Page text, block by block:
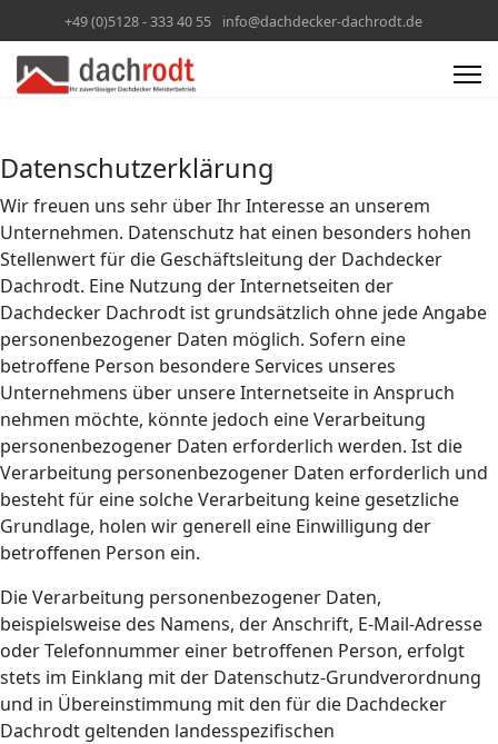
+49 (0)5128 - 333 40 55 info@dachdecker-dachrodt.de
Datenschutzerklärung
Wir freuen uns sehr über Ihr Interesse an unserem
Unternehmen. Datenschutz hat einen besonders hohen
Stellenwert für die Geschäftsleitung der Dachdecker
Dachrodt. Eine Nutzung der Internetseiten der
Dachdecker Dachrodt ist grundsätzlich ohne jede Angabe
personenbezogener Daten möglich. Sofern eine
betroffene Person besondere Services unseres
Unternehmens über unsere Internetseite in Anspruch
nehmen möchte, könnte jedoch eine Verarbeitung
personenbezogener Daten erforderlich werden. Ist die
Verarbeitung personenbezogener Daten erforderlich und
besteht für eine solche Verarbeitung keine gesetzliche
Grundlage, holen wir generell eine Einwilligung der
betroffenen Person ein.
Die Verarbeitung personenbezogener Daten,
beispielsweise des Namens, der Anschrift, E-Mail-Adresse
oder Telefonnummer einer betroffenen Person, erfolgt
stets im Einklang mit der Datenschutz-Grundverordnung
und in Übereinstimmung mit den für die Dachdecker
Dachrodt geltenden landesspezifischen